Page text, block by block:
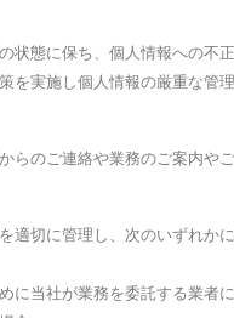
状態に保ち、個人情報への
実施し個人情報の厳重な管理
らのご連絡や業務のご案内や
適切に管理し、次のいずれか
に当社が業務を委託する業者